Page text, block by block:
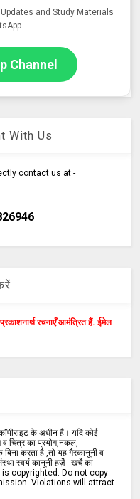
and Study Materials
Channel
With Us
contact us at -
रचनाएँ आमंत्रित हैं. ईमेल
के अधीन हैं। यदि कोई
चित्र का प्रयोग,नकल,
करता है ,तो यह गैरकानूनी व
स्वयं कानूनी हर्ज़े - खर्चे का
is copyrighted. Do not copy
Violations will attract